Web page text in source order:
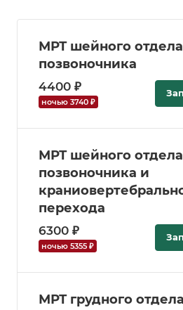
МРТ шейного отдела
позвоночника
4400 ₽
ночью 3740 ₽
МРТ шейного отдела
позвоночника и
перехода
6300 ₽
ночью 5355 ₽
МРТ грудного отдела